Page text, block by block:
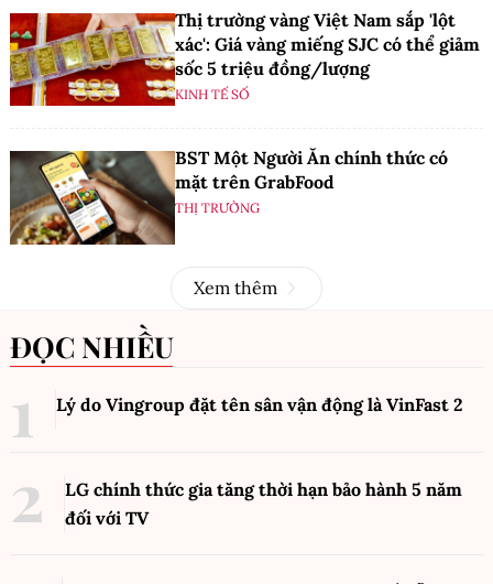
Thị trường vàng Việt Nam sắp 'lột
xác': Giá vàng miếng SJC có thể giảm
sốc 5 triệu đồng/lượng
KINH TẾ SỐ
BST Một Người Ăn chính thức có
mặt trên GrabFood
THỊ TRƯỜNG
Xem thêm
ĐỌC NHIỀU
Lý do Vingroup đặt tên sân vận động là VinFast 2
LG chính thức gia tăng thời hạn bảo hành 5 năm
đối với TV